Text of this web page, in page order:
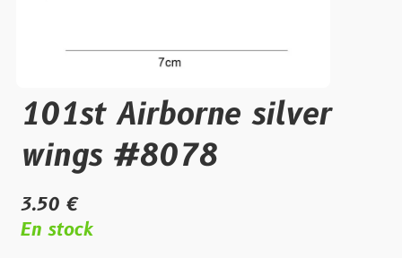
101st Airborne silver
wings #8078
3.50 €
En stock